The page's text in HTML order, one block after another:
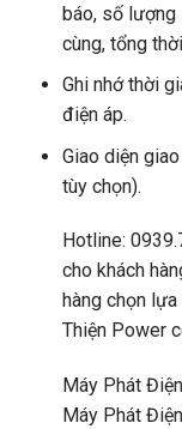
báo, số lượng
cùng, tổng
Ghi nhớ thời
điện áp.
Giao diện
tùy chọn).
Hotline:
cho khách
hàng chọn
Thiện Power
Máy Phát
Máy Phát